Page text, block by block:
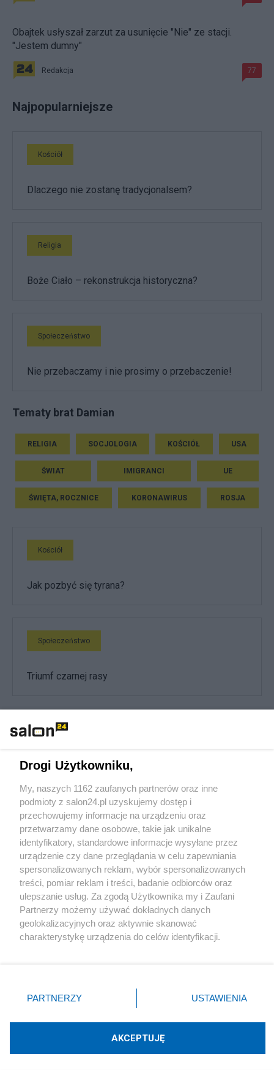
Obajtek usłyszał zarzut za usunięcie "Nie" ze stacji.
"Jestem dumny"
Redakcja 77
Najpopularniejsze
Kościół
Dlaczego nie zostanę tradycjonalsem?
Religia
Boże Ciało – rekonstrukcja historyczna?
Społeczeństwo
Nie przebaczamy i nie prosimy o przebaczenie!
Tematy brat Damian
RELIGIA SOCJOLOGIA KOŚCIÓŁ USA
ŚWIAT IMIGRANCI UE
ŚWIĘTA, ROCZNICE KORONAWIRUS ROSJA
Kościół
Jak pozbyć się tyrana?
Społeczeństwo
Triumf czarnej rasy
Piszą na ten temat
Rafał Woś
Blogi na ten temat
Jan Filip Libicki
Beret w akcji
Dziobaty
Drogi Użytkowniku,
My, naszych 1162 zaufanych partnerów oraz inne
podmioty z salon24.pl uzyskujemy dostęp i
przechowujemy informacje na urządzeniu oraz
przetwarzamy dane osobowe, takie jak unikalne
identyfikatory, standardowe informacje wysyłane przez
urządzenie czy dane przeglądania w celu zapewniania
spersonalizowanych reklam, wybór spersonalizowanych
treści, pomiar reklam i treści, badanie odbiorców oraz
ulepszanie usług. Za zgodą Użytkownika my i Zaufani
Partnerzy możemy używać dokładnych danych
geolokalizacyjnych oraz aktywnie skanować
charakterystykę urządzenia do celów identyfikacji.
zmienić/wycofać klikając przycisk ustawień prywatności
znajdujący się w lewym dolnym rogu strony
rodzaje przetwarzania danych nie wymagają zgody
użytkownika, ale masz prawo sprzeciwić się takiemu
PARTNERZY USTAWIENIA
AKCEPTUJĘ